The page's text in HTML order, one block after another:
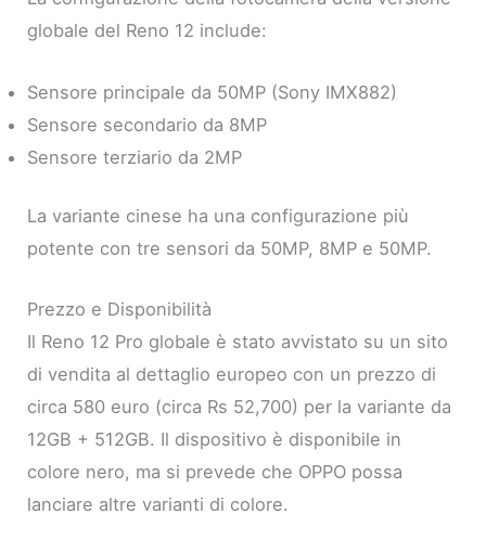
globale del Reno 12 include:
Sensore principale da 50MP (Sony IMX882)
Sensore secondario da 8MP
Sensore terziario da 2MP
La variante cinese ha una configurazione più
potente con tre sensori da 50MP, 8MP e 50MP.
Prezzo e Disponibilità
Il Reno 12 Pro globale è stato avvistato su un sito
di vendita al dettaglio europeo con un prezzo di
circa 580 euro (circa Rs 52,700) per la variante da
12GB + 512GB. Il dispositivo è disponibile in
colore nero, ma si prevede che OPPO possa
lanciare altre varianti di colore.